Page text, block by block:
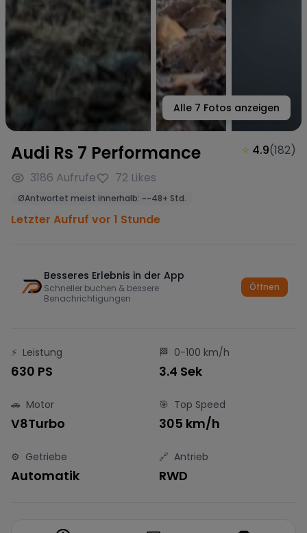
Alle 7 Fotos anzeigen
Audi Rs 7 Performance
3186 Aufrufe 72 Likes
ØAntwortet meist innerhalb: ~~48+ Std.
⭐ 4.9(182)
Letzter Aufruf vor 1 Stunde
Besseres Erlebnis in der App
Schneller buchen & bessere
Benachrichtigungen
Öffnen
⚡ Leistung
630 PS
🏁 0-100 km/h
3.4 Sek
🚗 Motor
V8Turbo
🎯 Top Speed
305 km/h
⚙️ Getriebe
Automatik
🔗 Antrieb
RWD